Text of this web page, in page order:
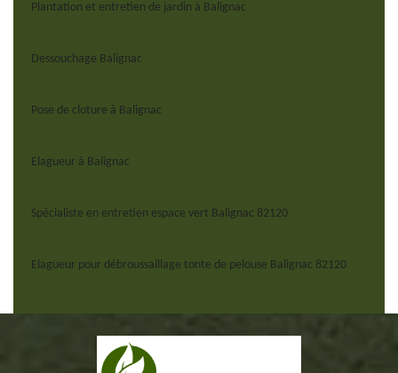
Plantation et entretien de jardin à Balignac
Dessouchage Balignac
Pose de cloture à Balignac
Elagueur à Balignac
Spécialiste en entretien espace vert Balignac 82120
Elagueur pour débroussaillage tonte de pelouse Balignac 82120